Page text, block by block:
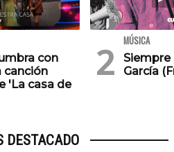
con
canción
'La casa de
MÚSICA
Siempre
García
DESTACADO